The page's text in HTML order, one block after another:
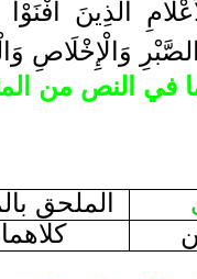
الَّذِينَ
وَالْإِخْلَاصِ
في النص من
الملحق
كلاهما